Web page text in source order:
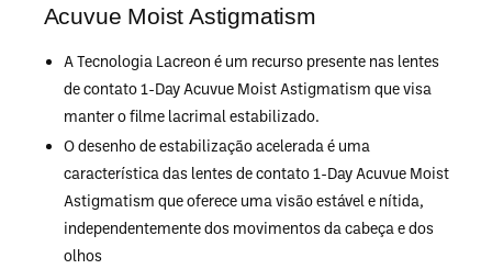
Acuvue Moist Astigmatism
A Tecnologia Lacreon é um recurso presente nas lentes
de contato 1-Day Acuvue Moist Astigmatism que visa
manter o filme lacrimal estabilizado.
O desenho de estabilização acelerada é uma
característica das lentes de contato 1-Day Acuvue Moist
Astigmatism que oferece uma visão estável e nítida,
independentemente dos movimentos da cabeça e dos
olhos